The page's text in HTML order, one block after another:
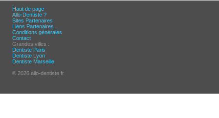
Haut de page
Allo-Dentiste ?
Sites Partenaires
Liens Partenaires
Conditions générales
Contact
Grandes villes :
Dentiste Paris
Dentiste Lyon
Dentiste Marseille
© 2026 allo-dentiste.fr